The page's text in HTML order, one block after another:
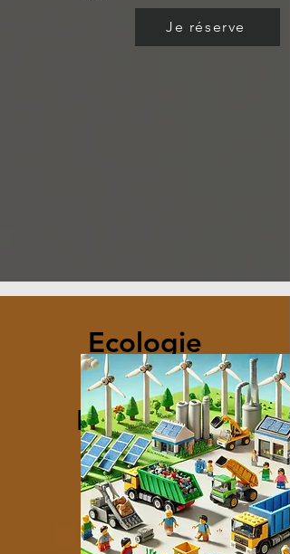
Je réserve
Ecologie
Energie
Renouvela
ble